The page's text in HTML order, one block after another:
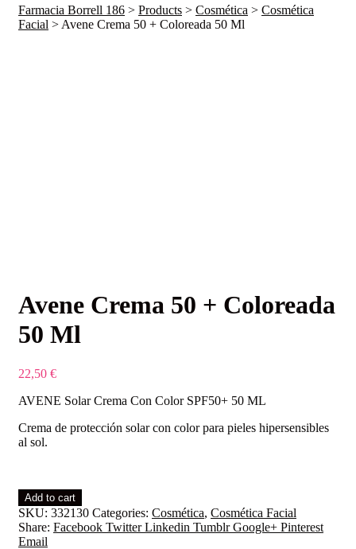
Farmacia Borrell 186 > Products > Cosmética > Cosmética
Facial > Avene Crema 50 + Coloreada 50 Ml
Avene Crema 50 + Coloreada
50 Ml
22,50 €
AVENE Solar Crema Con Color SPF50+ 50 ML
Crema de protección solar con color para pieles hipersensibles
al sol.
Avene
Crema
50
+
Add to cart
SKU: 332130 Categories: Cosmética, Cosmética Facial
Share: Facebook Twitter Linkedin Tumblr Google+ Pinterest
Email